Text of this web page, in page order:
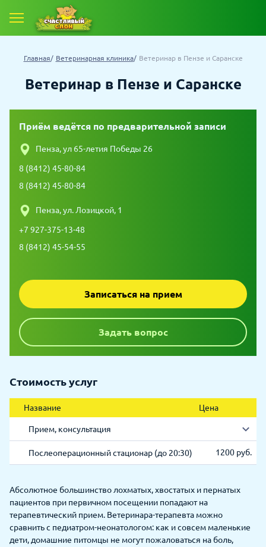
Главная Ветеринарная клиника Ветеринар в Пензе и Саранске
Ветеринар в Пензе и Саранске
Приём ведётся по предварительной записи
Пенза, ул 65-летия Победы 26
8 (8412) 45-80-84
8 (8412) 45-80-84
Пенза, ул. Лозицкой, 1
+7 927-375-13-48
8 (8412) 45-54-55
Записаться на прием
Задать вопрос
Стоимость услуг
Название Цена
Прием, консультация
Послеоперационный стационар (до 20:30) 1200 руб.
Абсолютное большинство лохматых, хвостатых и пернатых
пациентов при первичном посещении попадают на
терапевтический прием. Ветеринара-терапевта можно
сравнить с педиатром-неонатологом: как и совсем маленькие
дети, домашние питомцы не могут пожаловаться на боль,